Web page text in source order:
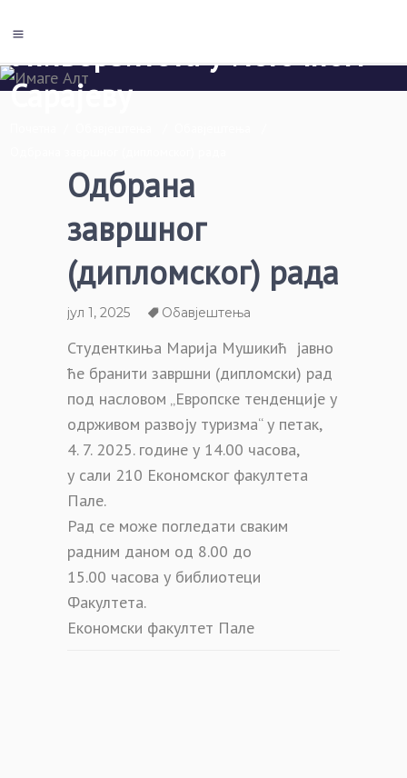
Сарајеву
Одбрана
завршног
(дипломског) рада
јул 1, 2025 Обавјештења
Студенткиња Марија Мушикић јавно
ће бранити завршни (дипломски) рад
под насловом „Европске тенденције у
одрживом развоју туризма“ у петак,
4. 7. 2025. године у 14.00 часова,
у сали 210 Економског факултета
Пале.
Рад се може погледати сваким
радним даном од 8.00 до
15.00 часова у библиотеци
Факултета.
Економски факултет Пале